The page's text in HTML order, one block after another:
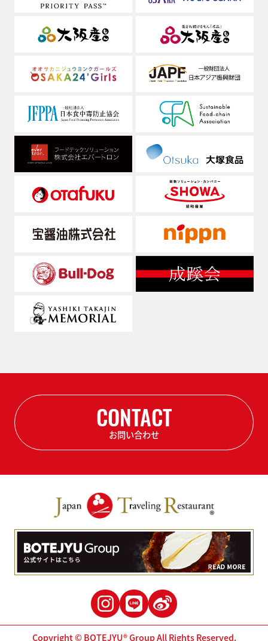
CONTACT
お問い合わせ
Copyright © BOTEJYU® Group All Rights Reserved.